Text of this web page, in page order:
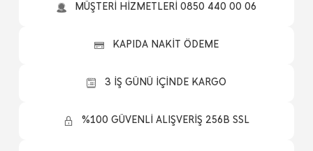
MÜŞTERİ HİZMETLERİ 0850 440 00 06
KAPIDA NAKİT ÖDEME
3 İŞ GÜNÜ İÇİNDE KARGO
%100 GÜVENLİ ALIŞVERİŞ 256B SSL